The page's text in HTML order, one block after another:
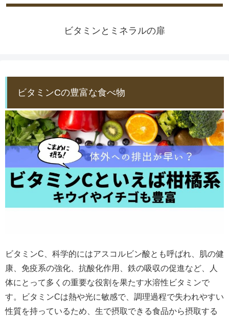
ビタミンとミネラルの扉
ビタミンCの豊富な食べ物
ビタミンC、科学的にはアスコルビン酸とも呼ばれ、肌の健
康、免疫系の強化、抗酸化作用、鉄の吸収の促進など、人
体にとって多くの重要な役割を果たす水溶性ビタミンで
す。ビタミンCは熱や光に敏感で、調理過程で失われやすい
性質を持っているため、生で摂取できる食品から摂取する